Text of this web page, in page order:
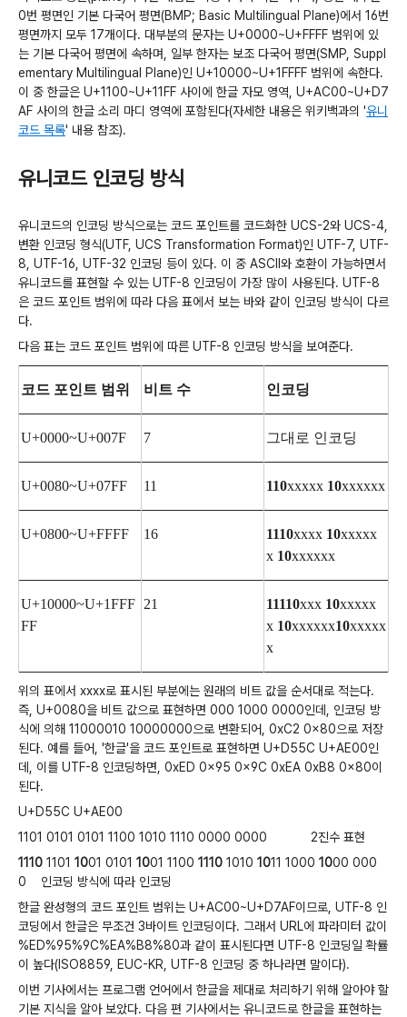
0번 평면인 기본 다국어 평면(BMP; Basic Multilingual Plane)에서 16번
평면까지 모두 17개이다. 대부분의 문자는 U+0000~U+FFFF 범위에 있
는 기본 다국어 평면에 속하며, 일부 한자는 보조 다국어 평면(SMP, Suppl
ementary Multilingual Plane)인 U+10000~U+1FFFF 범위에 속한다.
이 중 한글은 U+1100~U+11FF 사이에 한글 자모 영역, U+AC00~U+D7
AF 사이의 한글 소리 마디 영역에 포함된다(자세한 내용은 위키백과의 '유니
코드 목록' 내용 참조).
유니코드 인코딩 방식
유니코드의 인코딩 방식으로는 코드 포인트를 코드화한 UCS-2와 UCS-4,
변환 인코딩 형식(UTF, UCS Transformation Format)인 UTF-7, UTF-
8, UTF-16, UTF-32 인코딩 등이 있다. 이 중 ASCII와 호환이 가능하면서
유니코드를 표현할 수 있는 UTF-8 인코딩이 가장 많이 사용된다. UTF-8
은 코드 포인트 범위에 따라 다음 표에서 보는 바와 같이 인코딩 방식이 다르
다.
다음 표는 코드 포인트 범위에 따른 UTF-8 인코딩 방식을 보여준다.
코드 포인트 범위 비트 수 인코딩
U+0000~U+007F 7 그대로 인코딩
U+0080~U+07FF 11 110xxxxx 10xxxxxx
U+0800~U+FFFF 16 1110xxxx 10xxxxx
x 10xxxxxx
U+10000~U+1FFF
FF
21 11110xxx 10xxxxx
x 10xxxxxx10xxxxx
x
위의 표에서 xxxx로 표시된 부분에는 원래의 비트 값을 순서대로 적는다.
즉, U+0080을 비트 값으로 표현하면 000 1000 0000인데, 인코딩 방
식에 의해 11000010 10000000으로 변환되어, 0xC2 0x80으로 저장
된다. 예를 들어, '한글'을 코드 포인트로 표현하면 U+D55C U+AE00인
데, 이를 UTF-8 인코딩하면, 0xED 0x95 0x9C 0xEA 0xB8 0x80이
된다.
U+D55C U+AE00
1101 0101 0101 1100 1010 1110 0000 0000 2진수 표현
1110 1101 1001 0101 1001 1100 1110 1010 1011 1000 1000 000
0 인코딩 방식에 따라 인코딩
한글 완성형의 코드 포인트 범위는 U+AC00~U+D7AF이므로, UTF-8 인
코딩에서 한글은 무조건 3바이트 인코딩이다. 그래서 URL에 파라미터 값이
%ED%95%9C%EA%B8%80과 같이 표시된다면 UTF-8 인코딩일 확률
이 높다(ISO8859, EUC-KR, UTF-8 인코딩 중 하나라면 말이다).
이번 기사에서는 프로그램 언어에서 한글을 제대로 처리하기 위해 알아야 할
기본 지식을 알아 보았다. 다음 편 기사에서는 유니코드로 한글을 표현하는